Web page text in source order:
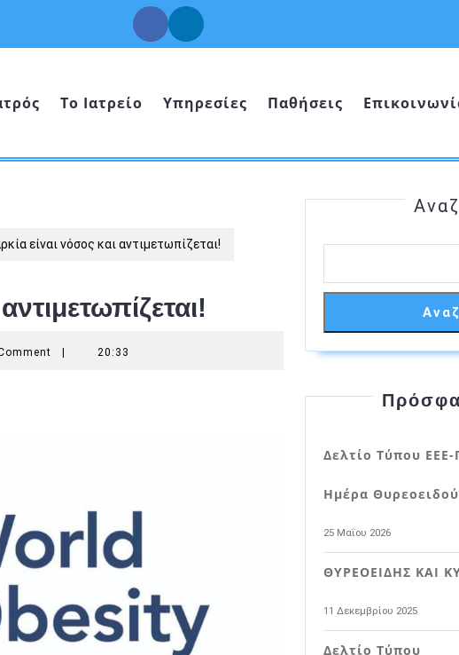
FacebookLinkedin
Το Ιατρείο Υπηρεσίες Παθήσεις
είναι νόσος και αντιμετωπίζεται!
20:33
Δελτίο Τύπου
Ημέρα
25 Μαΐου 2026
ΘΥΡΕΟΕΙΔΗΣ ΚΑΙ
11 Δεκεμβρίου 2025
Δελτίο Τύπου